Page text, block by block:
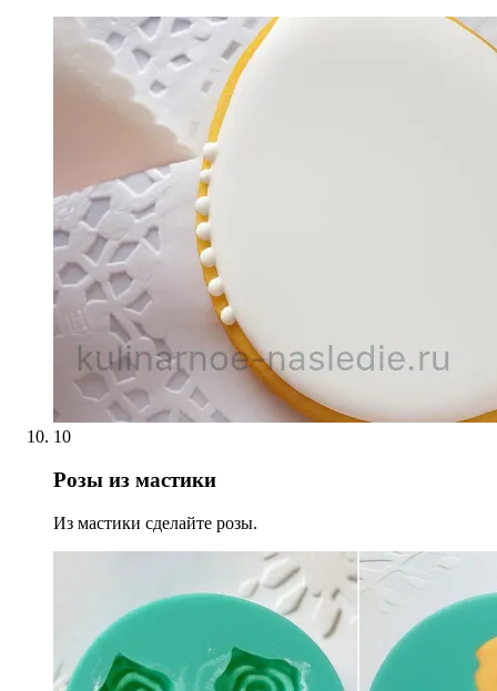
10
Розы из мастики
Из мастики сделайте розы.